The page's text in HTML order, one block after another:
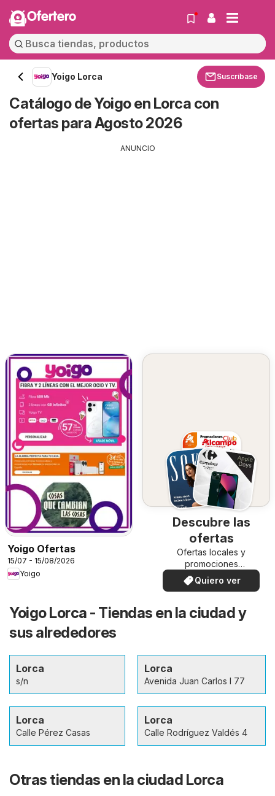
Ofertero
Yoigo Lorca Suscríbase
Catálogo de Yoigo en Lorca con
ofertas para Agosto 2026
ANUNCIO
Yoigo Ofertas
15/07 - 15/08/2026
Yoigo
Descubre las
ofertas
Ofertas locales y
promociones
especiales.
Quiero ver
Yoigo Lorca - Tiendas en la ciudad y
sus alrededores
Lorca
s/n
Lorca
Avenida Juan Carlos I 77
Lorca
Calle Pérez Casas
Lorca
Calle Rodríguez Valdés 4
Otras tiendas en la ciudad Lorca